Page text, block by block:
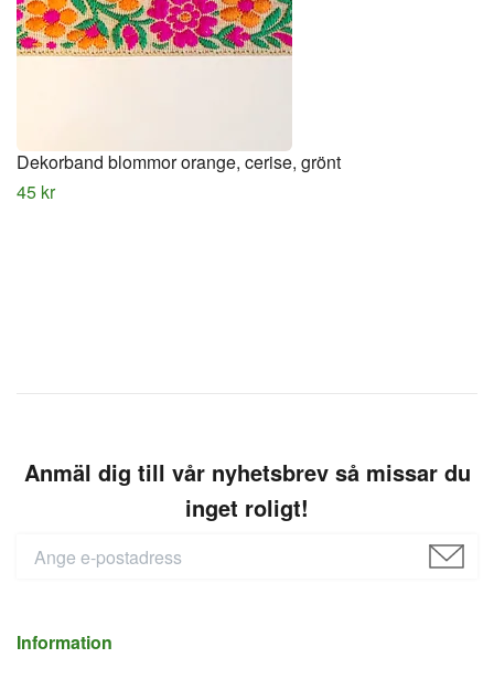
Dekorband blommor orange, cerise, grönt
45 kr
Anmäl dig till vår nyhetsbrev så missar du
inget roligt!
Information